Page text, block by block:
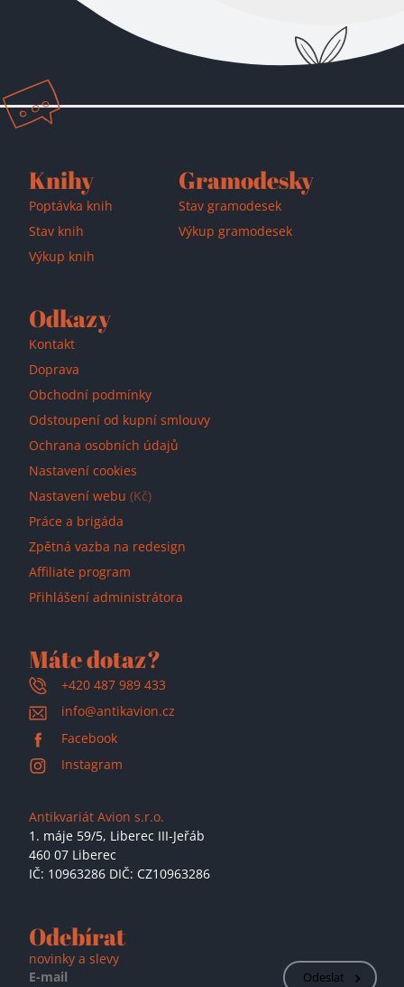
Přidáno do košíku!
Knihy
Poptávka knih
Stav knih
Výkup knih
Gramodesky
Stav gramodesek
Výkup gramodesek
Odkazy
Kontakt
Doprava
Obchodní podmínky
Odstoupení od kupní smlouvy
Ochrana osobních údajů
Nastavení cookies
Nastavení webu (Kč)
Práce a brigáda
Zpětná vazba na redesign
Affiliate program
Přihlášení administrátora
Máte dotaz?
+420 487 989 433
info@antikavion.cz
Facebook
Instagram
Antikvariát Avion s.r.o.
1. máje 59/5, Liberec III-Jeřáb
460 07 Liberec
IČ: 10963286 DIČ: CZ10963286
Odebírat
novinky a slevy
Odeslat